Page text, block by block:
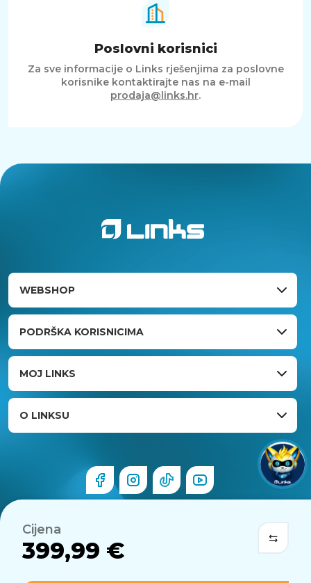
Cijena
399,99 €
Poslovni korisnici
Za sve informacije o Links rješenjima za poslovne
korisnike kontaktirajte nas na e-mail
prodaja@links.hr.
WEBSHOP
PODRŠKA KORISNICIMA
MOJ LINKS
O LINKSU